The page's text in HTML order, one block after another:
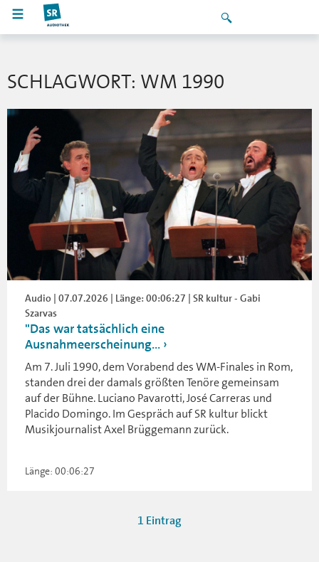
SCHLAGWORT: WM 1990
Audio | 07.07.2026 | Länge: 00:06:27 | SR kultur - Gabi
Szarvas
"Das war tatsächlich eine
Ausnahmeerscheinung...
Am 7. Juli 1990, dem Vorabend des WM-Finales in Rom,
standen drei der damals größten Tenöre gemeinsam
auf der Bühne. Luciano Pavarotti, José Carreras und
Placido Domingo. Im Gespräch auf SR kultur blickt
Musikjournalist Axel Brüggemann zurück.
Länge: 00:06:27
1 Eintrag